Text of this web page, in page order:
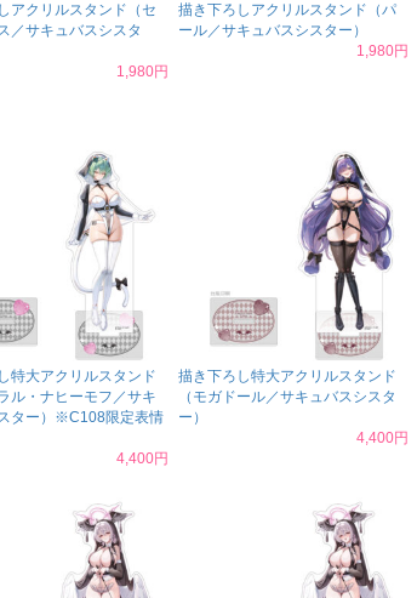
アクリルスタンド（セ
／サキュバスシスタ
1,980円
描き下ろしアクリルスタンド（パ
ール／サキュバスシスター）
1,980円
特大アクリルスタンド
ル・ナヒーモフ／サキ
ター）※C108限定表情
4,400円
描き下ろし特大アクリルスタンド
（モガドール／サキュバスシスタ
ー）
4,400円